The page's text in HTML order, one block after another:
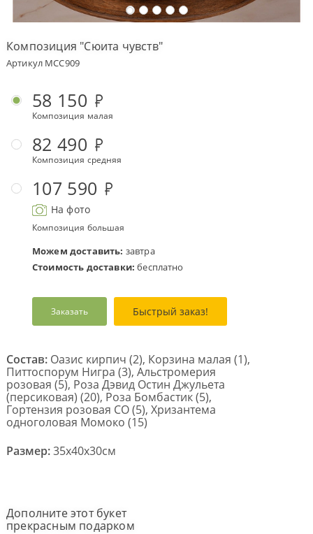
Условия
Бонусная
программа
Корпоративным
клиентам
связь
Change
language
English
Композиция "Сюита чувств"
Артикул MCC909
58 150
Композиция малая
82 490
Композиция средняя
107 590
На фото
Композиция большая
Можем доставить: завтра
Стоимость доставки: бесплатно
Заказать Быстрый заказ!
Состав: Оазис кирпич (2), Корзина малая (1),
Питтоспорум Нигра (3), Альстромерия
розовая (5), Роза Дэвид Остин Джульета
(персиковая) (20), Роза Бомбастик (5),
Гортензия розовая CO (5), Хризантема
одноголовая Момоко (15)
Размер:35x40x30см
Дополните этот букет
прекрасным подарком